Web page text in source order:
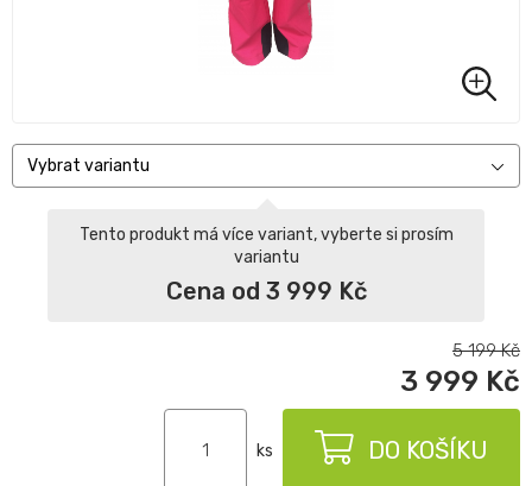
Vybrat variantu
Tento produkt má více variant, vyberte si prosím
variantu
Cena od 3 999 Kč
5 199Kč
3 999 Kč
ks DO KOŠÍKU